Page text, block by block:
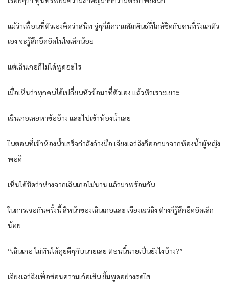
แม้ว่าเพื่อนที่ตัวเองคิดว่าสนิท จู่ๆก็มีความสัมพันธ์ที่ใกล้ชิดกับคนที่รังแกตัว
เอง จะรู้สึกอึดอัดในใจเล็กน้อย
แต่เฉินเกอก็ไม่ได้พูดอะไร
เมื่อเห็นว่าทุกคนได้เปลี่ยนหัวข้อมาที่ตัวเอง แล้วหัวเราะเยาะ
เฉินเกอเลยหาข้ออ้าง และไปเข้าห้องน้ำเลย
ในตอนที่เข้าห้องน้ำเสร็จกำลังล้างมือ เจียงเฉว่ฉิงก็ออกมาจากห้องน้ำผู้หญิง
พอดี
เห็นได้ชัดว่าห่างจากเฉินเกอไม่นาน แล้วมาพร้อมกัน
ในการเจอกันครั้งนี้ สีหน้าของเฉินเกอและ เจียงเฉว่ฉิง ต่างก็รู้สึกอึดอัดเล็ก
น้อย
“เฉินเกอ ไม่ทันได้คุยดีๆกับนายเลย ตอนนี้นายเป็นยังไงบ้าง?”
เจียงเฉว่ฉิงเพื่อซ่อนความเก้อเขิน ยิ้มพูดอย่างสดใส